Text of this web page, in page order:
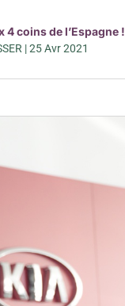
4 coins de l’Espagne !
|25 Avr 2021